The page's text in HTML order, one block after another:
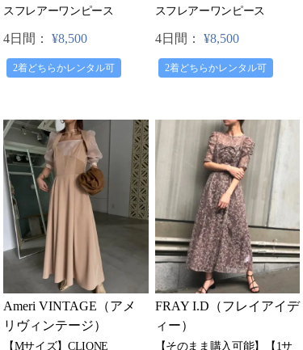
スフレアーワンピース
4日間： ¥8,500
2着どちらかレンタル可
スフレアーワンピース
4日間： ¥8,500
2着どちらかレンタル可
Ameri VINTAGE（アメ
リヴィンテージ）
【Mサイズ】CLIONE
FRAY I.D（フレイアイデ
ィー）
【そのまま購入可能】【1サ